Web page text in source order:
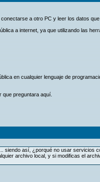
a otro PC y leer los datos
a internet, ya que utilizando las
en cualquier lenguaje de
que preguntara aquí.
siendo así, ¿porqué no usar
archivo local, y si modificas el